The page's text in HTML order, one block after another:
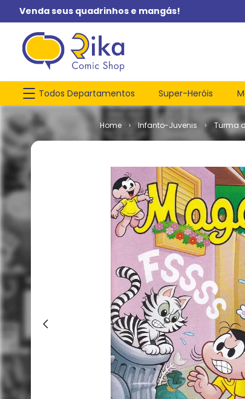
Venda seus quadrinhos e mangás!
Todos Departamentos Super-Heróis
Infanto-Juvenis Turma